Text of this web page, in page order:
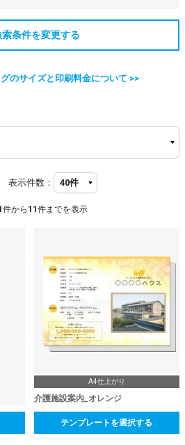
索条件を変更する
のサイズと印刷料金について >>
表示件数：
件から 11 件までを表示
A4仕上がり
介護施設案内_オレンジ
テンプレートを選択する